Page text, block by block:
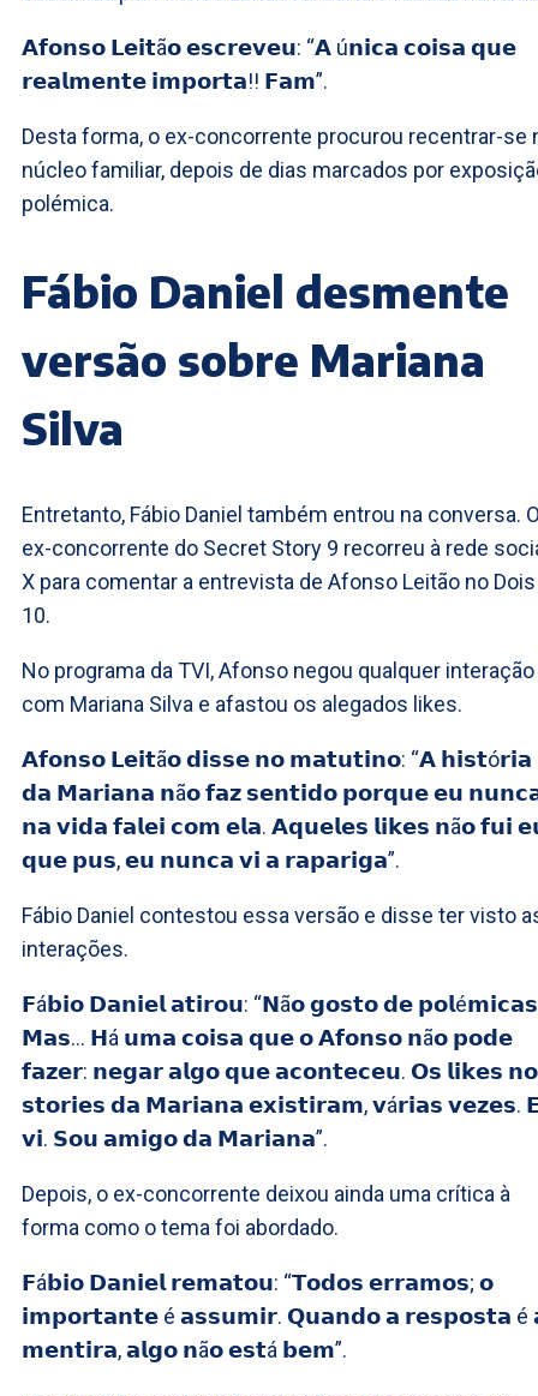
𝗔𝗳𝗼𝗻𝘀𝗼 𝗟𝗲𝗶𝘁ã𝗼 𝗲𝘀𝗰𝗿𝗲𝘃𝗲𝘂: “𝗔 ú𝗻𝗶𝗰𝗮 𝗰𝗼𝗶𝘀𝗮 𝗾𝘂𝗲
𝗿𝗲𝗮𝗹𝗺𝗲𝗻𝘁𝗲 𝗶𝗺𝗽𝗼𝗿𝘁𝗮!! 𝗙𝗮𝗺”.
Desta forma, o ex-concorrente procurou recentrar-se
núcleo familiar, depois de dias marcados por
polémica.
Fábio Daniel desmente
versão sobre Mariana
Silva
Entretanto, Fábio Daniel também entrou na conversa.
ex-concorrente do Secret Story 9 recorreu à rede
X para comentar a entrevista de Afonso Leitão no
10.
No programa da TVI, Afonso negou qualquer interação
com Mariana Silva e afastou os alegados likes.
𝗔𝗳𝗼𝗻𝘀𝗼 𝗟𝗲𝗶𝘁ã𝗼 𝗱𝗶𝘀𝘀𝗲 𝗻𝗼 𝗺𝗮𝘁𝘂𝘁𝗶𝗻𝗼: “𝗔 𝗵𝗶𝘀𝘁ó𝗿𝗶𝗮
𝗱𝗮 𝗠𝗮𝗿𝗶𝗮𝗻𝗮 𝗻ã𝗼 𝗳𝗮𝘇 𝘀𝗲𝗻𝘁𝗶𝗱𝗼 𝗽𝗼𝗿𝗾𝘂𝗲 𝗲𝘂
𝗻𝗮 𝘃𝗶𝗱𝗮 𝗳𝗮𝗹𝗲𝗶 𝗰𝗼𝗺 𝗲𝗹𝗮. 𝗔𝗾𝘂𝗲𝗹𝗲𝘀 𝗹𝗶𝗸𝗲𝘀 𝗻ã𝗼 𝗳𝘂𝗶
𝗾𝘂𝗲 𝗽𝘂𝘀, 𝗲𝘂 𝗻𝘂𝗻𝗰𝗮 𝘃𝗶 𝗮 𝗿𝗮𝗽𝗮𝗿𝗶𝗴𝗮”.
Fábio Daniel contestou essa versão e disse ter visto
interações.
𝗙á𝗯𝗶𝗼 𝗗𝗮𝗻𝗶𝗲𝗹 𝗮𝘁𝗶𝗿𝗼𝘂: “𝗡ã𝗼 𝗴𝗼𝘀𝘁𝗼 𝗱𝗲
𝗠𝗮𝘀… 𝗛á 𝘂𝗺𝗮 𝗰𝗼𝗶𝘀𝗮 𝗾𝘂𝗲 𝗼 𝗔𝗳𝗼𝗻𝘀𝗼 𝗻ã𝗼 𝗽𝗼𝗱𝗲
𝗳𝗮𝘇𝗲𝗿: 𝗻𝗲𝗴𝗮𝗿 𝗮𝗹𝗴𝗼 𝗾𝘂𝗲 𝗮𝗰𝗼𝗻𝘁𝗲𝗰𝗲𝘂. 𝗢𝘀 𝗹𝗶𝗸𝗲𝘀
𝘀𝘁𝗼𝗿𝗶𝗲𝘀 𝗱𝗮 𝗠𝗮𝗿𝗶𝗮𝗻𝗮 𝗲𝘅𝗶𝘀𝘁𝗶𝗿𝗮𝗺, 𝘃á𝗿𝗶𝗮𝘀 𝘃𝗲𝘇𝗲𝘀.
𝘃𝗶. 𝗦𝗼𝘂 𝗮𝗺𝗶𝗴𝗼 𝗱𝗮 𝗠𝗮𝗿𝗶𝗮𝗻𝗮”.
Depois, o ex-concorrente deixou ainda uma crítica à
forma como o tema foi abordado.
𝗙á𝗯𝗶𝗼 𝗗𝗮𝗻𝗶𝗲𝗹 𝗿𝗲𝗺𝗮𝘁𝗼𝘂: “𝗧𝗼𝗱𝗼𝘀 𝗲𝗿𝗿𝗮𝗺𝗼𝘀; 𝗼
𝗶𝗺𝗽𝗼𝗿𝘁𝗮𝗻𝘁𝗲 é 𝗮𝘀𝘀𝘂𝗺𝗶𝗿. 𝗤𝘂𝗮𝗻𝗱𝗼 𝗮 𝗿𝗲𝘀𝗽𝗼𝘀𝘁𝗮 é
𝗺𝗲𝗻𝘁𝗶𝗿𝗮, 𝗮𝗹𝗴𝗼 𝗻ã𝗼 𝗲𝘀𝘁á 𝗯𝗲𝗺”.